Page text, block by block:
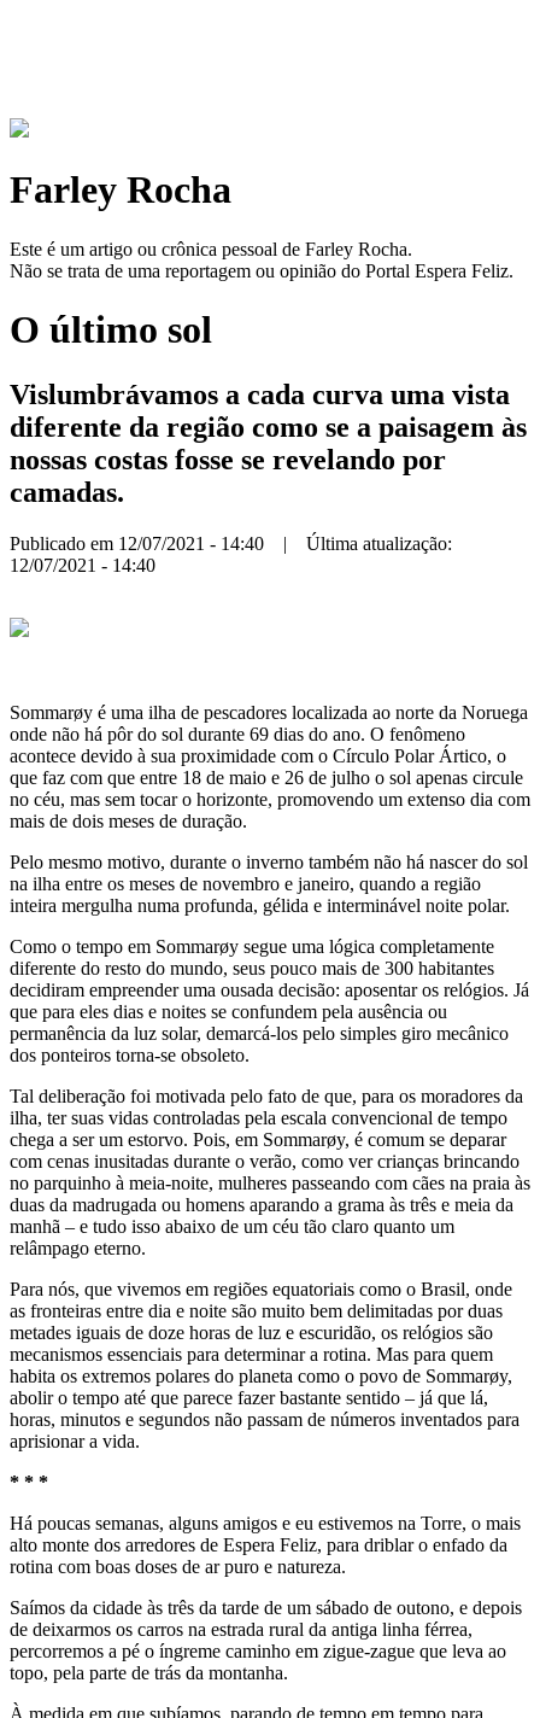
Farley Rocha
Este é um artigo ou crônica pessoal de Farley Rocha.
Não se trata de uma reportagem ou opinião do Portal Espera Feliz.
O último sol
Vislumbrávamos a cada curva uma vista
diferente da região como se a paisagem às
nossas costas fosse se revelando por
camadas.
Publicado em 12/07/2021 - 14:40 | Última atualização:
12/07/2021 - 14:40
Sommarøy é uma ilha de pescadores localizada ao norte da Noruega
onde não há pôr do sol durante 69 dias do ano. O fenômeno
acontece devido à sua proximidade com o Círculo Polar Ártico, o
que faz com que entre 18 de maio e 26 de julho o sol apenas circule
no céu, mas sem tocar o horizonte, promovendo um extenso dia com
mais de dois meses de duração.
Pelo mesmo motivo, durante o inverno também não há nascer do sol
na ilha entre os meses de novembro e janeiro, quando a região
inteira mergulha numa profunda, gélida e interminável noite polar.
Como o tempo em Sommarøy segue uma lógica completamente
diferente do resto do mundo, seus pouco mais de 300 habitantes
decidiram empreender uma ousada decisão: aposentar os relógios. Já
que para eles dias e noites se confundem pela ausência ou
permanência da luz solar, demarcá-los pelo simples giro mecânico
dos ponteiros torna-se obsoleto.
Tal deliberação foi motivada pelo fato de que, para os moradores da
ilha, ter suas vidas controladas pela escala convencional de tempo
chega a ser um estorvo. Pois, em Sommarøy, é comum se deparar
com cenas inusitadas durante o verão, como ver crianças brincando
no parquinho à meia-noite, mulheres passeando com cães na praia às
duas da madrugada ou homens aparando a grama às três e meia da
manhã – e tudo isso abaixo de um céu tão claro quanto um
relâmpago eterno.
Para nós, que vivemos em regiões equatoriais como o Brasil, onde
as fronteiras entre dia e noite são muito bem delimitadas por duas
metades iguais de doze horas de luz e escuridão, os relógios são
mecanismos essenciais para determinar a rotina. Mas para quem
habita os extremos polares do planeta como o povo de Sommarøy,
abolir o tempo até que parece fazer bastante sentido – já que lá,
horas, minutos e segundos não passam de números inventados para
aprisionar a vida.
* * *
Há poucas semanas, alguns amigos e eu estivemos na Torre, o mais
alto monte dos arredores de Espera Feliz, para driblar o enfado da
rotina com boas doses de ar puro e natureza.
Saímos da cidade às três da tarde de um sábado de outono, e depois
de deixarmos os carros na estrada rural da antiga linha férrea,
percorremos a pé o íngreme caminho em zigue-zague que leva ao
topo, pela parte de trás da montanha.
À medida em que subíamos, parando de tempo em tempo para